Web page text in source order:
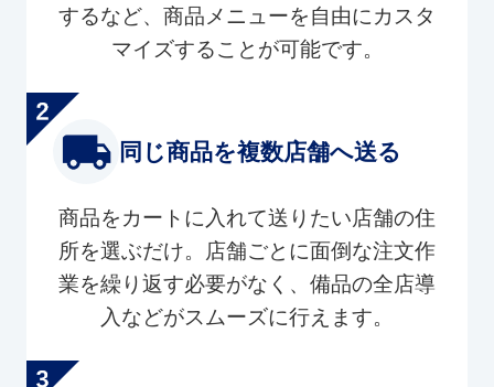
するなど、商品メニューを自由にカスタ
マイズすることが可能です。
同じ商品を複数店舗へ送る
商品をカートに入れて送りたい店舗の住
所を選ぶだけ。店舗ごとに面倒な注文作
業を繰り返す必要がなく、備品の全店導
入などがスムーズに行えます。